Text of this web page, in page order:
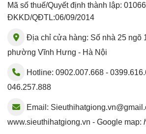
Mã số thuế/Quyết định thành lập:
ĐKKD/QĐTL:06/09/2014
Địa chỉ cửa hàng: Số nhà 25 ngõ
phường Vĩnh Hưng - Hà Nội
Hotline: 0902.007.668 -
046.257.888
Email:
www.sieuthihatgiong.vn - Google map: